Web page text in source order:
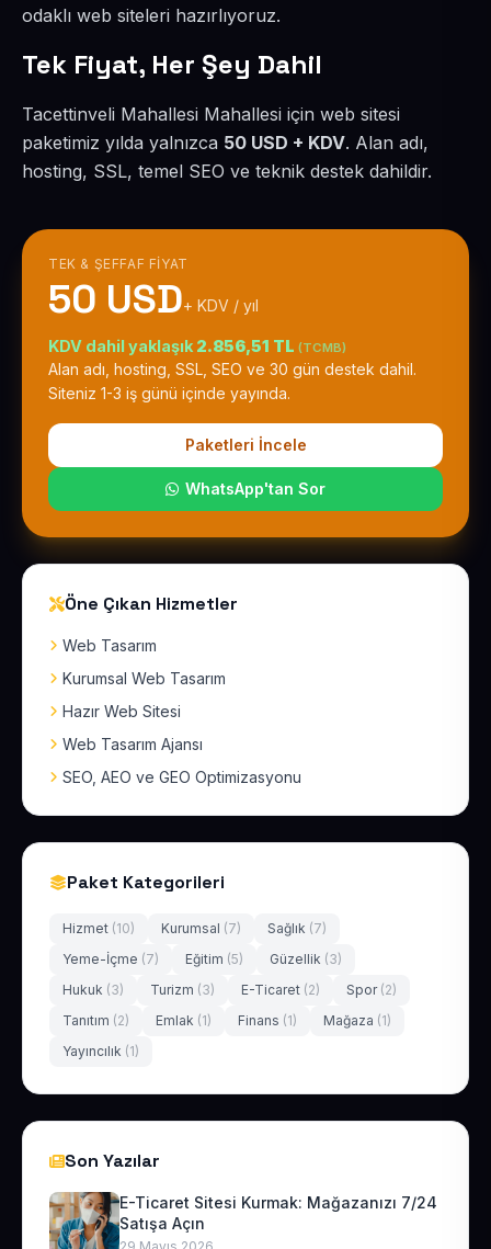
odaklı web siteleri hazırlıyoruz.
Tek Fiyat, Her Şey Dahil
Tacettinveli Mahallesi Mahallesi için web sitesi
paketimiz yılda yalnızca 50 USD + KDV. Alan adı,
hosting, SSL, temel SEO ve teknik destek dahildir.
TEK & ŞEFFAF FIYAT
50 USD+ KDV / yıl
KDV dahil yaklaşık 2.856,51 TL (TCMB)
Alan adı, hosting, SSL, SEO ve 30 gün destek dahil.
Siteniz 1-3 iş günü içinde yayında.
Paketleri İncele
WhatsApp'tan Sor
Öne Çıkan Hizmetler
Web Tasarım
Kurumsal Web Tasarım
Hazır Web Sitesi
Web Tasarım Ajansı
SEO, AEO ve GEO Optimizasyonu
Paket Kategorileri
Hizmet (10) Kurumsal (7) Sağlık (7)
Yeme-İçme (7) Eğitim (5) Güzellik (3)
Hukuk (3) Turizm (3) E-Ticaret (2) Spor (2)
Tanıtım (2) Emlak (1) Finans (1) Mağaza (1)
Yayıncılık (1)
Son Yazılar
E-Ticaret Sitesi Kurmak: Mağazanızı 7/24
Satışa Açın